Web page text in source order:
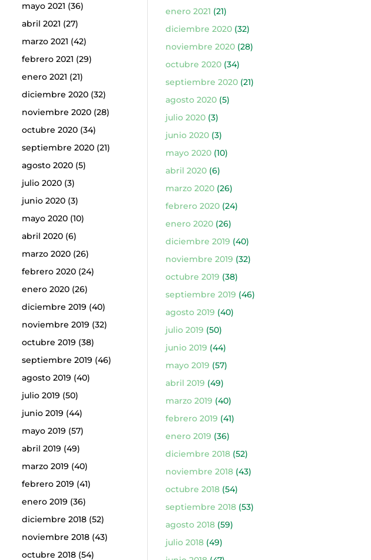
mayo 2021 (36)
abril 2021 (27)
marzo 2021 (42)
febrero 2021 (29)
enero 2021 (21)
diciembre 2020 (32)
noviembre 2020 (28)
octubre 2020 (34)
septiembre 2020 (21)
agosto 2020 (5)
julio 2020 (3)
junio 2020 (3)
mayo 2020 (10)
abril 2020 (6)
marzo 2020 (26)
febrero 2020 (24)
enero 2020 (26)
diciembre 2019 (40)
noviembre 2019 (32)
octubre 2019 (38)
septiembre 2019 (46)
agosto 2019 (40)
julio 2019 (50)
junio 2019 (44)
mayo 2019 (57)
abril 2019 (49)
marzo 2019 (40)
febrero 2019 (41)
enero 2019 (36)
diciembre 2018 (52)
noviembre 2018 (43)
octubre 2018 (54)
enero 2021 (21)
diciembre 2020(32)
noviembre 2020(28)
octubre 2020(34)
septiembre 2020(21)
agosto 2020(5)
julio 2020(3)
junio 2020(3)
mayo 2020(10)
abril 2020(6)
marzo 2020(26)
febrero 2020(24)
enero 2020(26)
diciembre 2019 (40)
noviembre 2019 (32)
octubre 2019 (38)
septiembre 2019 (46)
agosto 2019 (40)
julio 2019 (50)
junio 2019 (44)
mayo 2019 (57)
abril 2019 (49)
marzo 2019 (40)
febrero 2019 (41)
enero 2019 (36)
diciembre 2018(52)
noviembre 2018(43)
octubre 2018(54)
septiembre 2018(53)
agosto 2018(59)
julio 2018(49)